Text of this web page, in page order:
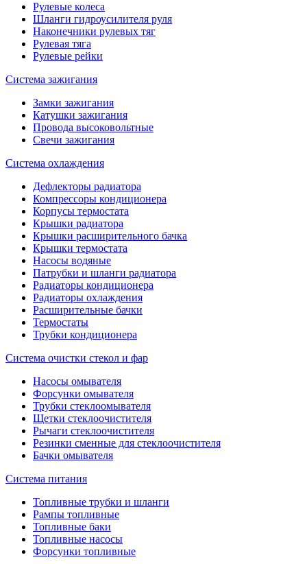
Рулевые колеса
Шланги гидроусилителя руля
Наконечники рулевых тяг
Рулевая тяга
Рулевые рейки
Система зажигания
Замки зажигания
Катушки зажигания
Провода высоковольтные
Свечи зажигания
Система охлаждения
Дефлекторы радиатора
Компрессоры кондиционера
Корпусы термостата
Крышки радиатора
Крышки расширительного бачка
Крышки термостата
Насосы водяные
Патрубки и шланги радиатора
Радиаторы кондиционера
Радиаторы охлаждения
Расширительные бачки
Термостаты
Трубки кондиционера
Система очистки стекол и фар
Насосы омывателя
Форсунки омывателя
Трубки стеклоомывателя
Щетки стеклоочистителя
Рычаги стеклоочистителя
Резинки сменные для стеклоочистителя
Бачки омывателя
Система питания
Топливные трубки и шланги
Рампы топливные
Топливные баки
Топливные насосы
Форсунки топливные